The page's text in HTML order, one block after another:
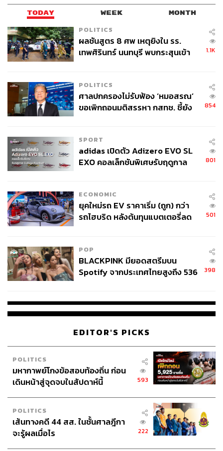
TODAY WEEK MONTH
POLITICS
ผลชันสูตร 8 ศพ เหตุยิงใน รร.
เทพศิรินทร์ นนทบุรี พบกระสุนเข้า
1.1K
POLITICS
ศาลปกครองไม่รับฟ้อง ‘หมอสรณ’
ขอเพิกถอนมติสรรหา กสทช. ชี้ยัง
854
SPORT
adidas เปิดตัว Adizero EVO SL
EXO คอลเล็กชันพิเศษรับฤดูกาล
801
ECONOMIC
ยุคใหม่รถ EV ราคาเริ่ม (ถูก) กว่า
รถไฮบริด หลังต้นทุนแบตเตอรี่ลด
501
POP
BLACKPINK มียอดสตรีมบน
Spotify จากประเทศไทยสูงถึง 536
398
EDITOR'S PICKS
POLITICS
มหากาพย์โกงข้อสอบท้องถิ่น ก่อน
เดินหน้าสู่จุดจบในสัปดาห์นี้
593
POLITICS
เส้นทางคดี 44 สส. ในชั้นศาลฎีกา
จะรู้ผลเมื่อไร
222